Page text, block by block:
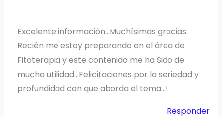
Excelente información…Muchísimas gracias.
Recién me estoy preparando en el área de
Fitoterapia y este contenido me ha Sido de
mucha utilidad…Felicitaciones por la seriedad y
profundidad con que aborda el tema…!
Responder